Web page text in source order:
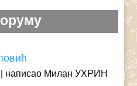
написао Милан УХРИН